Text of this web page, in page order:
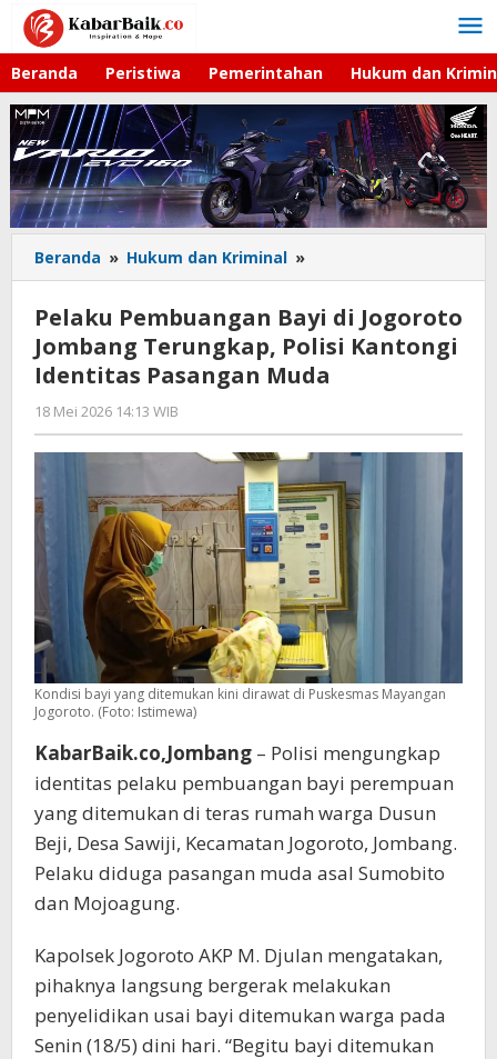
Lewati
konten
Beranda Peristiwa Pemerintahan Hukum dan
Beranda » Hukum dan Kriminal »
Pembuangan
Bayi
di
Jogoroto
Jombang
Identitas
Pasangan
Muda
Pelaku Pembuangan Bayi di Jogoroto
Jombang Terungkap, Polisi Kantongi
Identitas Pasangan Muda
18 Mei 2026 14:13 WIB
Faisal
Kondisi bayi yang ditemukan kini dirawat di Puskesmas Mayangan
Jogoroto. (Foto: Istimewa)
KabarBaik.co,Jombang – Polisi mengungkap
identitas pelaku pembuangan bayi perempuan
yang ditemukan di teras rumah warga Dusun
Beji, Desa Sawiji, Kecamatan Jogoroto, Jombang.
Pelaku diduga pasangan muda asal Sumobito
dan Mojoagung.
Kapolsek Jogoroto AKP M. Djulan mengatakan,
pihaknya langsung bergerak melakukan
penyelidikan usai bayi ditemukan warga pada
Senin (18/5) dini hari. “Begitu bayi ditemukan